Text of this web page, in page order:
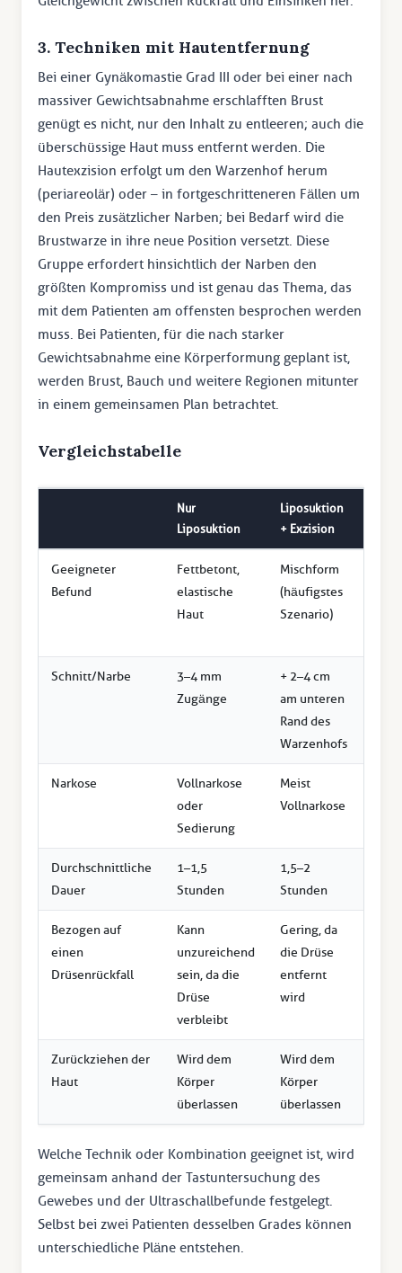
3. Techniken mit Hautentfernung
Bei einer Gynäkomastie Grad III oder bei einer nach
massiver Gewichtsabnahme erschlafften Brust
genügt es nicht, nur den Inhalt zu entleeren; auch die
überschüssige Haut muss entfernt werden. Die
Hautexzision erfolgt um den Warzenhof herum
(periareolär) oder – in fortgeschritteneren Fällen um
den Preis zusätzlicher Narben; bei Bedarf wird die
Brustwarze in ihre neue Position versetzt. Diese
Gruppe erfordert hinsichtlich der Narben den
größten Kompromiss und ist genau das Thema, das
mit dem Patienten am offensten besprochen werden
muss. Bei Patienten, für die nach starker
Gewichtsabnahme eine Körperformung geplant ist,
werden Brust, Bauch und weitere Regionen mitunter
in einem gemeinsamen Plan betrachtet.
Vergleichstabelle
Nur
Liposuktion
Liposuktion
+ Exzision
Geeigneter
Befund
Fettbetont,
elastische
Haut
Mischform
(häufigstes
Szenario)
Schnitt/Narbe
3–4 mm
Zugänge
+ 2–4 cm
am unteren
Rand des
Warzenhofs
Narkose
Vollnarkose
oder
Sedierung
Meist
Vollnarkose
Durchschnittliche
Dauer
1–1,5
Stunden
1,5–2
Stunden
Bezogen auf
einen
Drüsenrückfall
Kann
unzureichend
sein, da die
Drüse
verbleibt
Gering, da
die Drüse
entfernt
wird
Zurückziehen der
Haut
Wird dem
Körper
überlassen
Wird dem
Körper
überlassen
Welche Technik oder Kombination geeignet ist, wird
gemeinsam anhand der Tastuntersuchung des
Gewebes und der Ultraschallbefunde festgelegt.
Selbst bei zwei Patienten desselben Grades können
unterschiedliche Pläne entstehen.